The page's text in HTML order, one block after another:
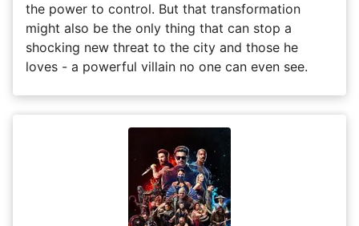
the power to control. But that transformation
might also be the only thing that can stop a
shocking new threat to the city and those he
loves - a powerful villain no one can even see.